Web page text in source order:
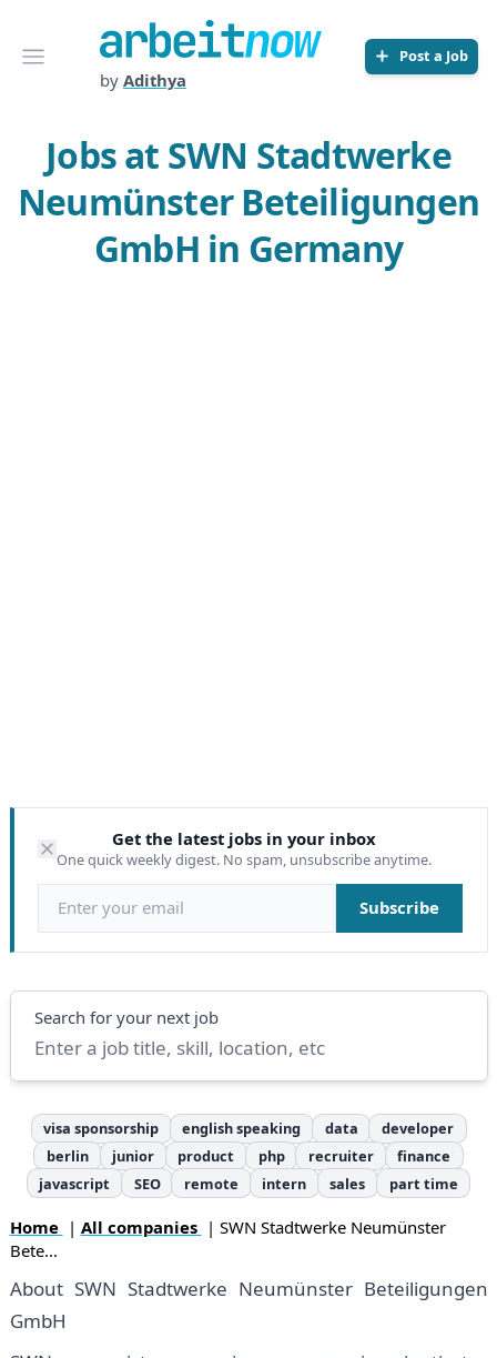
Open menu
Arbeitnow
by Adithya
Post a Job
Jobs at SWN Stadtwerke
Neumünster Beteiligungen
GmbH in Germany
Get the latest jobs in your inbox
One quick weekly digest. No spam, unsubscribe anytime.
Email address Subscribe
Search
Search for your next job
visa sponsorship english speaking data
developer
berlin
junior product php recruiter
finance
javascript
SEO remote intern sales part time
Home | All companies | SWN Stadtwerke Neumünster
Bete...
About SWN Stadtwerke Neumünster Beteiligungen
GmbH